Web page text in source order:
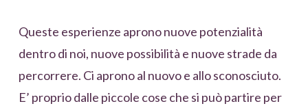
Queste esperienze aprono nuove potenzialità
dentro di noi, nuove possibilità e nuove strade da
percorrere. Ci aprono al nuovo e allo sconosciuto.
E’ proprio dalle piccole cose che si può partire per